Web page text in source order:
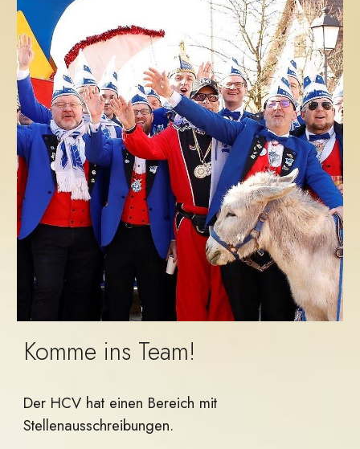
Komme ins Team!
Der HCV hat einen Bereich mit
Stellenausschreibungen.